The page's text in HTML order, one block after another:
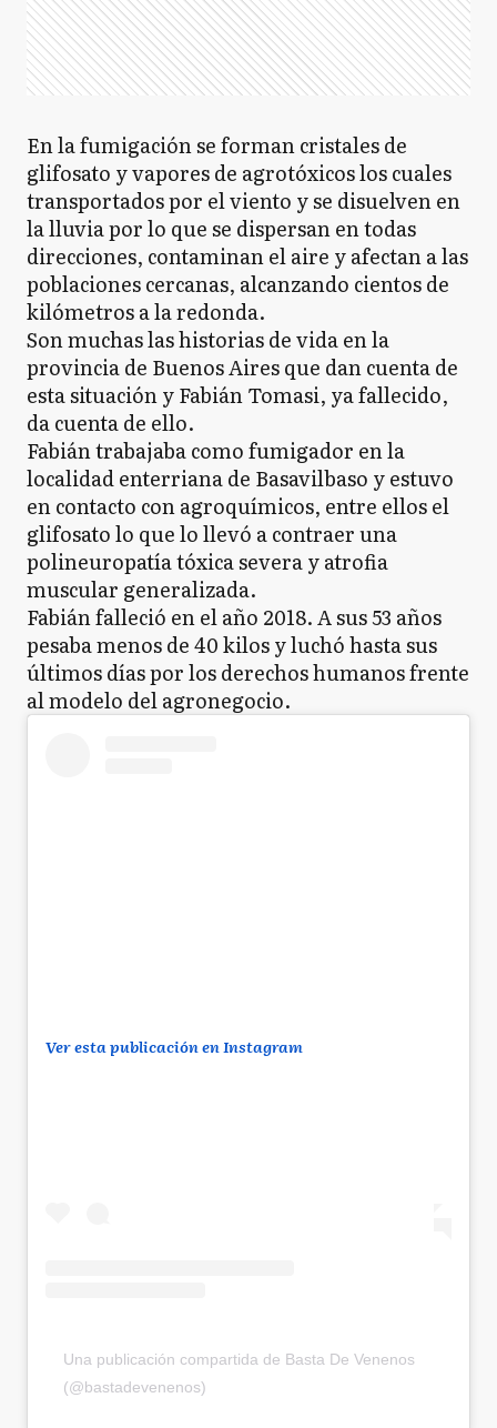
En la fumigación se forman cristales de
glifosato y vapores de agrotóxicos los cuales
transportados por el viento y se disuelven en
la lluvia por lo que se dispersan en todas
direcciones, contaminan el aire y afectan a las
poblaciones cercanas, alcanzando cientos de
kilómetros a la redonda.
Son muchas las historias de vida en la
provincia de Buenos Aires que dan cuenta de
esta situación y Fabián Tomasi, ya fallecido,
da cuenta de ello.
Fabián trabajaba como fumigador en la
localidad enterriana de Basavilbaso y estuvo
en contacto con agroquímicos, entre ellos el
glifosato lo que lo llevó a contraer una
polineuropatía tóxica severa y atrofia
muscular generalizada.
Fabián falleció en el año 2018. A sus 53 años
pesaba menos de 40 kilos y luchó hasta sus
últimos días por los derechos humanos frente
al modelo del agronegocio.
Ver esta publicación en Instagram
Una publicación compartida de Basta De Venenos
(@bastadevenenos)